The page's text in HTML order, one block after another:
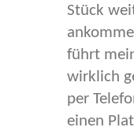
Stück
führt
wirklich
per
einen